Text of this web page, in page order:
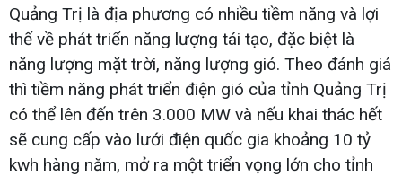
Quảng Trị là địa phương có nhiều tiềm năng và lợi
thế về phát triển năng lượng tái tạo, đặc biệt là
năng lượng mặt trời, năng lượng gió. Theo đánh giá
thì tiềm năng phát triển điện gió của tỉnh Quảng Trị
có thể lên đến trên 3.000 MW và nếu khai thác hết
sẽ cung cấp vào lưới điện quốc gia khoảng 10 tỷ
kwh hàng năm, mở ra một triển vọng lớn cho tỉnh